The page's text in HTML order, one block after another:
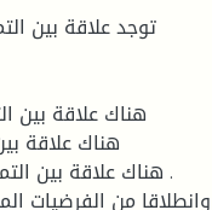
توجد علاقة بين
وانطلاقا من الفرضيات